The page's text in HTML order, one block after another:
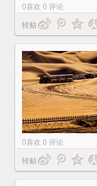
0喜欢 0 评论
转贴
0喜欢 0 评论
转贴